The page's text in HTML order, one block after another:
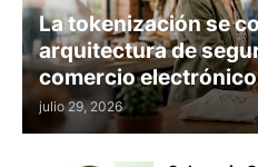
La tokenización se
arquitectura de
comercio
julio 29, 2026